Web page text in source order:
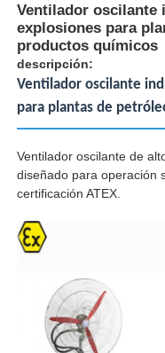
Inicio
Productos
Visita a la fábrica
Control de Calidad
Contacto
Ventilador oscilante
explosiones para
productos químicos
descripción:
Ventilador oscilante
para plantas de
Ventilador oscilante de
diseñado para operación
certificación ATEX.